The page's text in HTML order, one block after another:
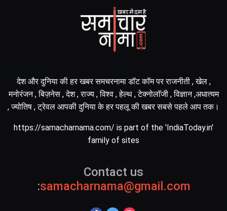
देश और दुनिया की हर खबर समचरनामा डॉट कॉम पर राजनीती , खेल ,
मनोरंजन , बिज़नेस , देश , राज्य , विश्व , हेल्थ , टेक्नोलॉजी , विज्ञान ,अधात्यम
, ज्योतिष , ट्रेवल आपकी दुनिया के हर पहलू की खबर सबसे पहले आप तक।
https://samacharnama.com/ is part of the 'IndiaToday.in'
family of sites
Contact us
:samacharnama@gmail.com